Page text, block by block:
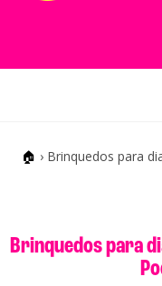
🏠 › Brinquedos para
Brinquedos para